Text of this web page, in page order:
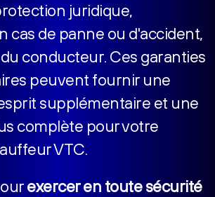
juridique,
cas de panne ou d'accident,
conducteur. Ces garanties
peuvent fournir une
supplémentaire et une
complète pour votre
VTC.
exercer en toute sécurité